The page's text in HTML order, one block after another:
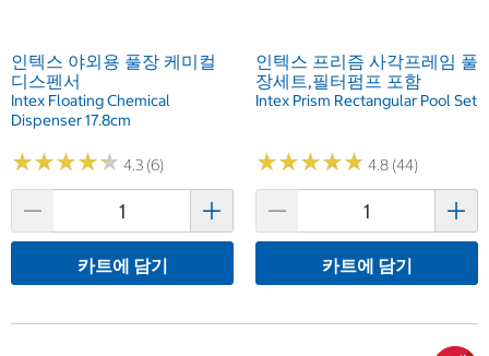
인텍스 야외용 풀장 케미컬
디스펜서
Intex Floating Chemical
Dispenser 17.8cm
★★★★★
★★★★★ 4.3 (6)
카트에 담기
인텍스 프리즘 사각프레임 풀
장세트,필터펌프 포함
Intex Prism Rectangular Pool Set
★★★★★
★★★★★ 4.8 (44)
카트에 담기